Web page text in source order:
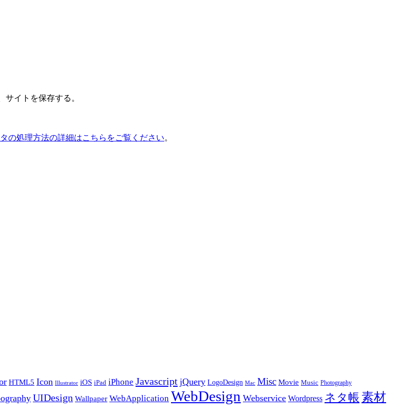
イトを保存する。
の処理方法の詳細はこちらをご覧ください。
HTML5 Icon Illustrator iOS iPad iPhone Javascript jQuery LogoDesign Mac Misc Movie Music Photography
UIDesign Wallpaper WebApplication WebDesign Webservice Wordpress ネタ帳 素材